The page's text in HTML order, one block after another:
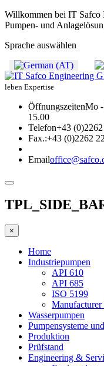
Willkommen bei IT Safco
Pumpen- und
Sprache auswählen
leben Expertise
ÖffnungszeitenMo
15.00
Telefon+43
Fax.:+43 (0)2262
Email
×
Home
Industriepumpen
API 610
API 685
ISO 5199
Manufacturer
Wasserpumpen
Pumpensysteme
Produktion
Prüfstand
Engineering &